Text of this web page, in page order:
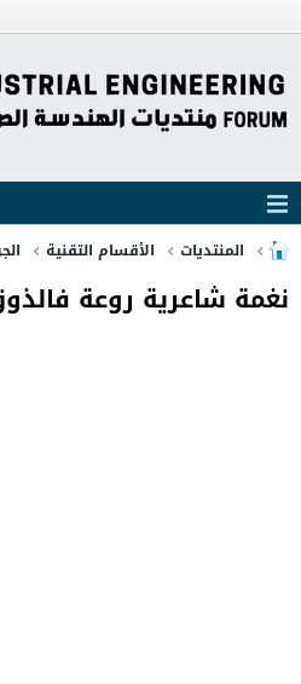
المنتديات الأقسام التقنية
نغمة شاعرية روعة